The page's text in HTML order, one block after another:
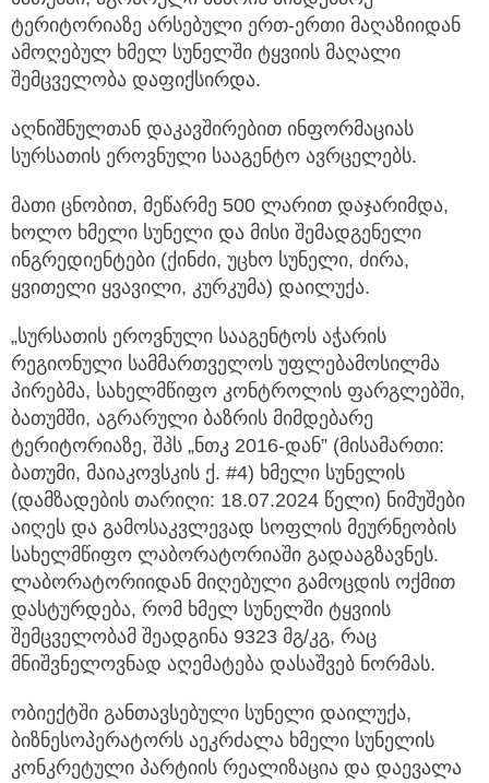
ტერიტორიაზე არსებული ერთ-ერთი მაღაზიიდან
ამოღებულ ხმელ სუნელში ტყვიის მაღალი
შემცველობა დაფიქსირდა.
აღნიშნულთან დაკავშირებით ინფორმაციას
სურსათის ეროვნული სააგენტო ავრცელებს.
მათი ცნობით, მეწარმე 500 ლარით დაჯარიმდა,
ხოლო ხმელი სუნელი და მისი შემადგენელი
ინგრედიენტები (ქინძი, უცხო სუნელი, ძირა,
ყვითელი ყვავილი, კურკუმა) დაილუქა.
„სურსათის ეროვნული სააგენტოს აჭარის
რეგიონული სამმართველოს უფლებამოსილმა
პირებმა, სახელმწიფო კონტროლის ფარგლებში,
ბათუმში, აგრარული ბაზრის მიმდებარე
ტერიტორიაზე, შპს „ნთკ 2016-დან” (მისამართი:
ბათუმი, მაიაკოვსკის ქ. #4) ხმელი სუნელის
(დამზადების თარიღი: 18.07.2024 წელი) ნიმუშები
აიღეს და გამოსაკვლევად სოფლის მეურნეობის
სახელმწიფო ლაბორატორიაში გადააგზავნეს.
ლაბორატორიიდან მიღებული გამოცდის ოქმით
დასტურდება, რომ ხმელ სუნელში ტყვიის
შემცველობამ შეადგინა 9323 მგ/კგ, რაც
მნიშვნელოვნად აღემატება დასაშვებ ნორმას.
ობიექტში განთავსებული სუნელი დაილუქა,
ბიზნესოპერატორს აეკრძალა ხმელი სუნელის
კონკრეტული პარტიის რეალიზაცია და დაევალა